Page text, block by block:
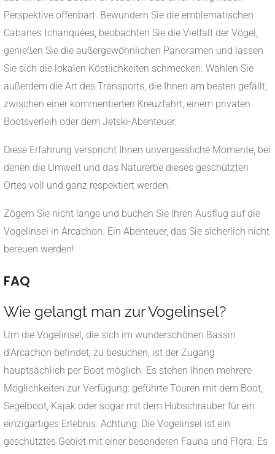
Perspektive offenbart. Bewundern Sie die emblematischen
Cabanes tchanquées, beobachten Sie die Vielfalt der Vögel,
genießen Sie die außergewöhnlichen Panoramen und lassen
Sie sich die lokalen Köstlichkeiten schmecken. Wählen Sie
außerdem die Art des Transports, die Ihnen am besten gefällt,
zwischen einer kommentierten Kreuzfahrt, einem privaten
Bootsverleih oder dem Jetski-Abenteuer.
Diese Erfahrung verspricht Ihnen unvergessliche Momente, bei
denen die Umwelt und das Naturerbe dieses geschützten
Ortes voll und ganz respektiert werden.
Zögern Sie nicht lange und buchen Sie Ihren Ausflug auf die
Vogelinsel in Arcachon. Ein Abenteuer, das Sie sicherlich nicht
bereuen werden!
FAQ
Wie gelangt man zur Vogelinsel?
Um die Vogelinsel, die sich im wunderschönen Bassin
d'Arcachon befindet, zu besuchen, ist der Zugang
hauptsächlich per Boot möglich. Es stehen Ihnen mehrere
Möglichkeiten zur Verfügung: geführte Touren mit dem Boot,
Segelboot, Kajak oder sogar mit dem Hubschrauber für ein
einzigartiges Erlebnis. Achtung: Die Vogelinsel ist ein
geschütztes Gebiet mit einer besonderen Fauna und Flora. Es